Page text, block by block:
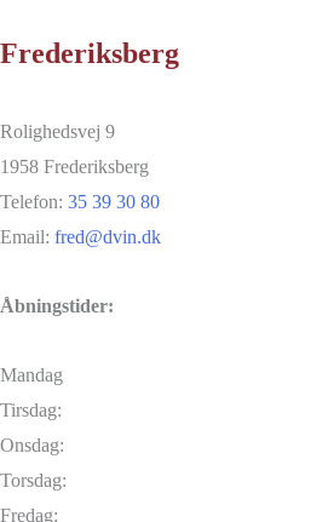
Frederiksberg
Rolighedsvej 9
1958 Frederiksberg
Telefon: 35 39 30 80
Email: fred@dvin.dk
Åbningstider:
Mandag
Tirsdag:
Onsdag:
Torsdag:
Fredag: